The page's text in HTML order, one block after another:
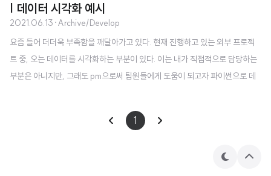
| 데이터 시각화 예시
2021.06.13 ·Archive/Develop
요즘 들어 더더욱 부족함을 깨달아가고 있다. 현재 진행하고 있는 외부 프로젝
트 중, 오는 데이터를 시각화하는 부분이 있다. 이는 내가 직접적으로 담당하는
부분은 아니지만, 그래도 pm으로써 팀원들에게 도움이 되고자 파이썬으로 데
=%ED%99%8D%EC%9D%80%EB%B9%84&f_uid=60b098
aa70989fbd53bcdc87 스파르타코딩클럽 5주 완성! 코딩을 전혀 모르는
제하면 즉시 5만원 할인이 되는 링크입니다. 저도 5만원 받습니다 >_0] 스파
1
테
상